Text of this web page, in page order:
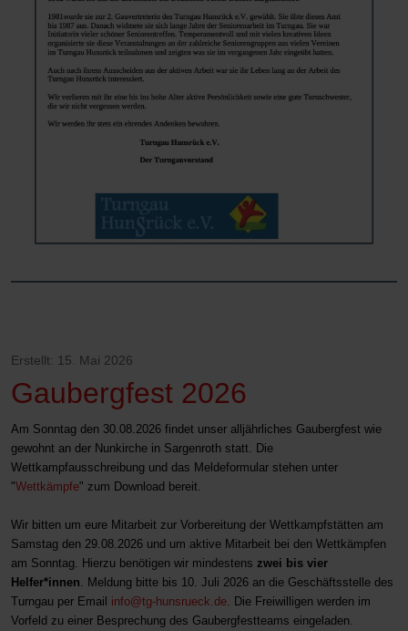
Erstellt: 15. Mai 2026
Gaubergfest 2026
Am Sonntag den 30.08.2026 findet unser alljährliches Gaubergfest wie
gewohnt an der Nunkirche in Sargenroth statt. Die
Wettkampfausschreibung und das Meldeformular stehen unter
"Wettkämpfe" zum Download bereit.
Wir bitten um eure Mitarbeit zur Vorbereitung der Wettkampfstätten am
Samstag den 29.08.2026 und um aktive Mitarbeit bei den Wettkämpfen
am Sonntag. Hierzu benötigen wir mindestens zwei bis vier
Helfer*innen. Meldung bitte bis 10. Juli 2026 an die Geschäftsstelle des
Turngau per Email info@tg-hunsrueck.de. Die Freiwilligen werden im
Vorfeld zu einer Besprechung des Gaubergfestteams eingeladen.